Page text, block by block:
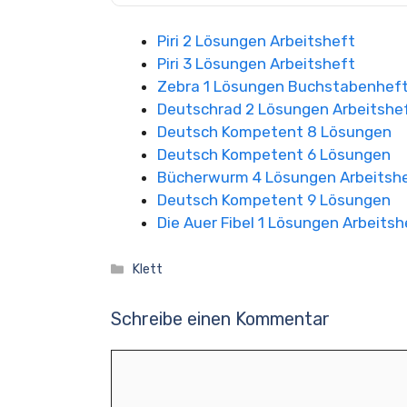
Piri 2 Lösungen Arbeitsheft
Piri 3 Lösungen Arbeitsheft
Zebra 1 Lösungen Buchstabenheft
Deutschrad 2 Lösungen
Deutsch Kompetent 8 Lösungen
Deutsch Kompetent 6 Lösungen
Bücherwurm 4 Lösungen
Deutsch Kompetent 9 Lösungen
Die Auer Fibel 1 Lösungen
Kategorien
Klett
Schreibe einen Kommentar